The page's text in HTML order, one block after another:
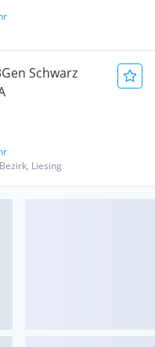
Schwarz
Liesing